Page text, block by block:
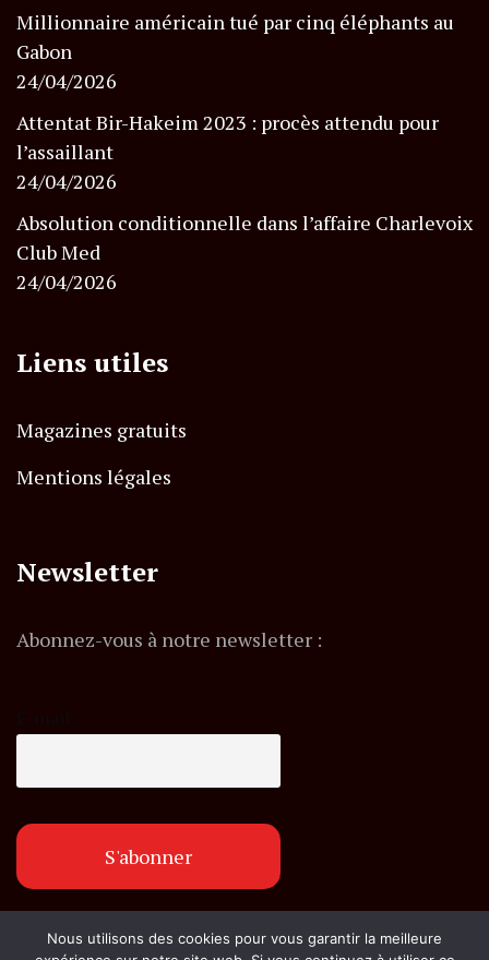
Millionnaire américain tué par cinq éléphants au
Gabon
24/04/2026
Attentat Bir-Hakeim 2023 : procès attendu pour
l’assaillant
24/04/2026
Absolution conditionnelle dans l’affaire Charlevoix
Club Med
24/04/2026
Liens utiles
Magazines gratuits
Mentions légales
Newsletter
Abonnez-vous à notre newsletter :
Nous utilisons des cookies pour vous garantir la meilleure